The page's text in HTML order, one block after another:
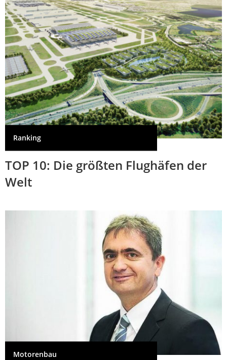
Ranking
TOP 10: Die größten Flughäfen der
Welt
Motorenbau